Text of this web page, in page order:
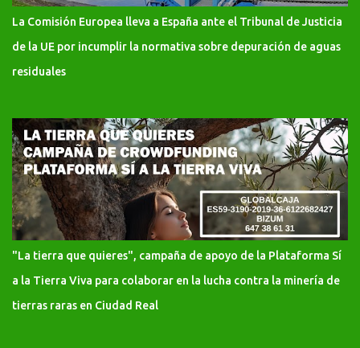
La Comisión Europea lleva a España ante el Tribunal de Justicia
de la UE por incumplir la normativa sobre depuración de aguas
residuales
"La tierra que quieres", campaña de apoyo de la Plataforma Sí
a la Tierra Viva para colaborar en la lucha contra la minería de
tierras raras en Ciudad Real